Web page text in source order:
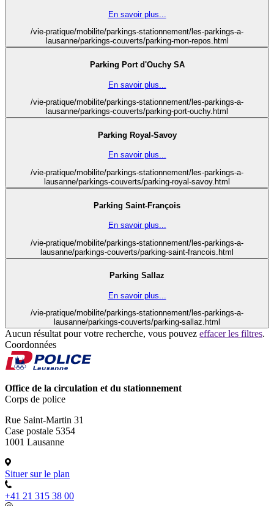
En savoir plus...
/vie-pratique/mobilite/parkings-stationnement/les-parkings-a-
lausanne/parkings-couverts/parking-mon-repos.html
Parking Port d'Ouchy SA
En savoir plus...
/vie-pratique/mobilite/parkings-stationnement/les-parkings-a-
lausanne/parkings-couverts/parking-port-ouchy.html
Parking Royal-Savoy
En savoir plus...
/vie-pratique/mobilite/parkings-stationnement/les-parkings-a-
lausanne/parkings-couverts/parking-royal-savoy.html
Parking Saint-François
En savoir plus...
/vie-pratique/mobilite/parkings-stationnement/les-parkings-a-
lausanne/parkings-couverts/parking-saint-francois.html
Parking Sallaz
En savoir plus...
/vie-pratique/mobilite/parkings-stationnement/les-parkings-a-
lausanne/parkings-couverts/parking-sallaz.html
Aucun résultat pour votre recherche, vous pouvez effacer les filtres.
Coordonnées
Office de la circulation et du stationnement
Corps de police
Rue Saint-Martin 31
Case postale 5354
1001 Lausanne
Situer sur le plan
+41 21 315 38 00